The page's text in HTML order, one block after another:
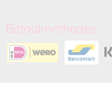
Betaalmethodes